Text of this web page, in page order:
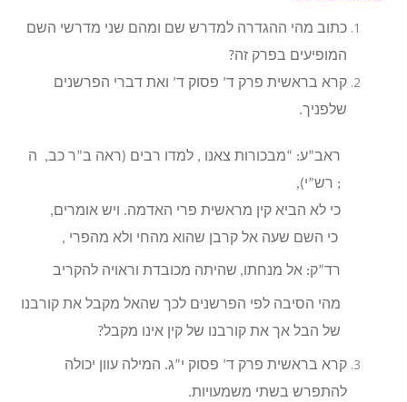
כתוב מהי ההגדרה למדרש שם ומהם שני מדרשי השם
המופיעים בפרק זה?
קרא בראשית פרק ד’ פסוק ד’ ואת דברי הפרשנים
שלפניך.
ראב”ע: “מבכורות צאנו , למדו רבים (ראה ב”ר כב, ה
; רש”י),
כי לא הביא קין מראשית פרי האדמה. ויש אומרים,
כי השם שעה אל קרבן שהוא מהחי ולא מהפרי ,
רד”ק: אל מנחתו, שהיתה מכובדת וראויה להקריב
מהי הסיבה לפי הפרשנים לכך שהאל מקבל את קורבנו
של הבל אך את קורבנו של קין אינו מקבל?
קרא בראשית פרק ד’ פסוק י”ג. המילה עוון יכולה
להתפרש בשתי משמעויות.